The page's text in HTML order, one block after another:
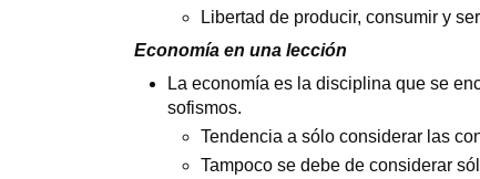
Libertad de producir, consumir y
Economía en una lección
La economía es la disciplina que se
sofismos.
Tendencia a sólo considerar las
Tampoco se debe de considerar